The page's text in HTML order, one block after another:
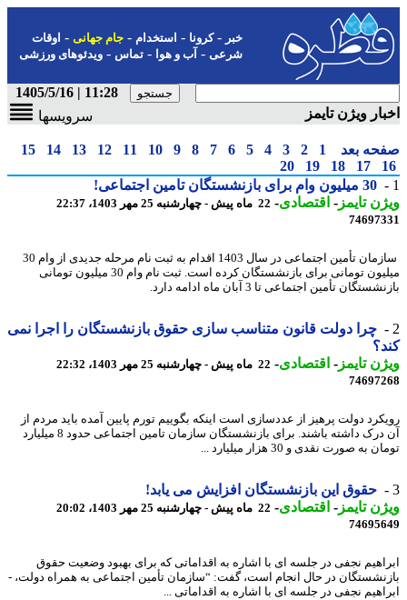
-کرونا-استخدام- جام جهانی-اوقات
شرعی-آب و هوا-تماس-ویدئوهای ورزشی
11:28 | 1405/5/16
ویژن تایمز
سرویسها
بعد 1
2
3
4
5
6
7
8
9
10
11
12
13
14
15
17
18
19
20
30 میلیون وام برای بازنشستگان تامین اجتماعی!
تایمز-اقتصادی-22 ماه پیش - چهارشنبه 25 مهر 1403، 22:37
سازمان تأمین اجتماعی در سال 1403 اقدام به ثبت نام مرحله جدیدی از وام 30
میلیون تومانی برای بازنشستگان کرده است. ثبت نام وام 30 میلیون تومانی
تأمین اجتماعی تا 3 آبان ماه ادامه دارد.
چرا دولت قانون متناسب سازی حقوق بازنشستگان را اجرا نمی
تایمز-اقتصادی-22 ماه پیش - چهارشنبه 25 مهر 1403، 22:32
دولت پرهیز از عددسازی است اینکه بگوییم تورم پایین آمده باید مردم از
آن درک داشته باشند. برای بازنشستگان سازمان تامین اجتماعی حدود 8 میلیارد
به صورت نقدی و 30 هزار میلیارد ...
حقوق این بازنشستگان افزایش می یابد!
تایمز-اقتصادی-22 ماه پیش - چهارشنبه 25 مهر 1403، 20:02
نجفی در جلسه ای با اشاره به اقداماتی که برای بهبود وضعیت حقوق
در حال انجام است، گفت: “سازمان تأمین اجتماعی به همراه دولت، -
نجفی در جلسه ای با اشاره به اقداماتی ...